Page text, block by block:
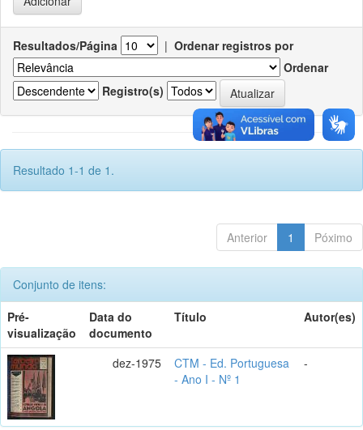
Resultados/Página | Ordenar registros por
Ordenar
Registro(s)
Resultado 1-1 de 1.
Anterior 1 Póximo
Conjunto de itens:
Pré-
visualização
Data do
documento
Título Autor(es)
dez-1975
CTM - Ed. Portuguesa
- Ano I - Nº 1
-